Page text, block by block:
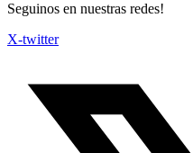
Seguinos en nuestras redes!
X-twitter